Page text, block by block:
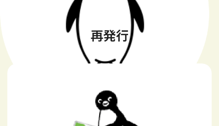
再発行